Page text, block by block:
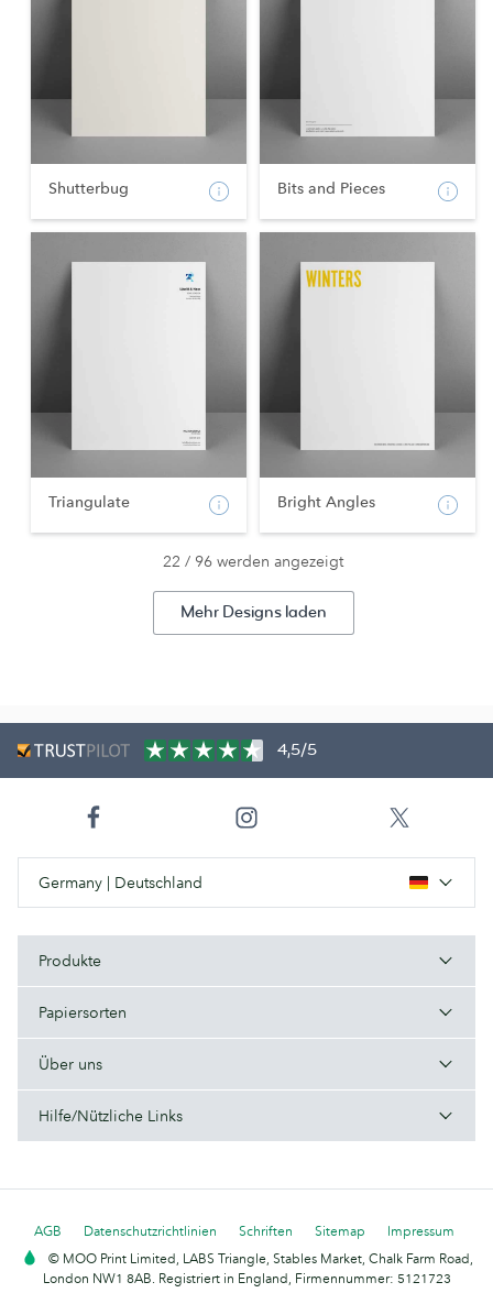
Shutterbug Bits and Pieces
Triangulate Bright Angles
22 / 96 werden angezeigt
Mehr Designs laden
4,5/5
Germany | Deutschland
Produkte
Papiersorten
Über uns
Hilfe/Nützliche Links
AGB Datenschutzrichtlinien Schriften Sitemap
Impressum
© MOO Print Limited, LABS Triangle, Stables Market, Chalk Farm Road,
London NW1 8AB. Registriert in England, Firmennummer: 5121723